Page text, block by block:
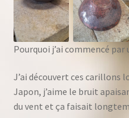
Pourquoi j’ai commencé
J’ai découvert ces carillons
Japon, j’aime le bruit
du vent et ça faisait